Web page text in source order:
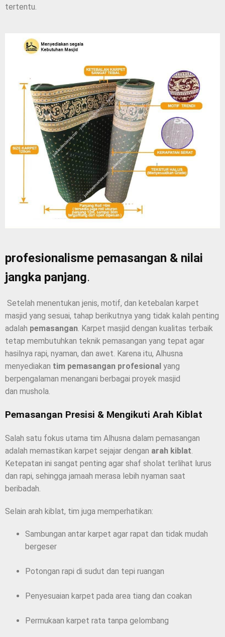
tertentu.
profesionalisme pemasangan & nilai
jangka panjang.
Setelah menentukan jenis, motif, dan ketebalan karpet
masjid yang sesuai, tahap berikutnya yang tidak kalah penting
adalah pemasangan . Karpet masjid dengan kualitas terbaik
tetap membutuhkan teknik pemasangan yang tepat agar
hasilnya rapi, nyaman, dan awet. Karena itu, Alhusna
menyediakan tim pemasangan profesional yang
berpengalaman menangani berbagai proyek masjid
dan mushola.
Pemasangan Presisi & Mengikuti Arah Kiblat
Salah satu fokus utama tim Alhusna dalam pemasangan
adalah memastikan karpet sejajar dengan arah kiblat
Ketepatan ini sangat penting agar shaf sholat terlihat lurus
dan rapi, sehingga jamaah merasa lebih nyaman saat
beribadah.
Selain arah kiblat, tim juga memperhatikan:
Sambungan antar karpet agar rapat dan tidak mudah
bergeser
Potongan rapi di sudut dan tepi ruangan
Penyesuaian karpet pada area tiang dan coakan
Permukaan karpet rata tanpa gelombang